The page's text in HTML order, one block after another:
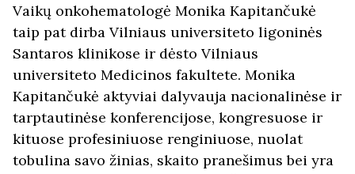
Vaikų onkohematologė Monika Kapitančukė
taip pat dirba Vilniaus universiteto ligoninės
Santaros klinikose ir dėsto Vilniaus
universiteto Medicinos fakultete. Monika
Kapitančukė aktyviai dalyvauja nacionalinėse ir
tarptautinėse konferencijose, kongresuose ir
kituose profesiniuose renginiuose, nuolat
tobulina savo žinias, skaito pranešimus bei yra